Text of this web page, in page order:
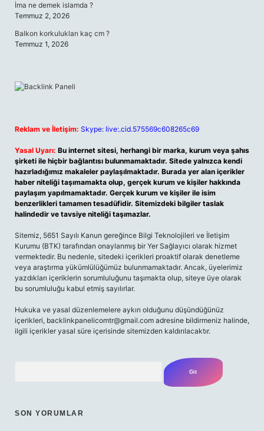
İma ne demek islamda ?
Temmuz 2, 2026
Balkon korkulukları kaç cm ?
Temmuz 1, 2026
Reklam ve İletişim: Skype: live:.cid.575569c608265c69
Yasal Uyarı: Bu internet sitesi, herhangi bir marka, kurum veya şahıs
şirketi ile hiçbir bağlantısı bulunmamaktadır. Sitede yalnızca kendi
hazırladığımız makaleler paylaşılmaktadır. Burada yer alan içerikler
haber niteliği taşımamakta olup, gerçek kurum ve kişiler hakkında
paylaşım yapılmamaktadır. Gerçek kurum ve kişiler ile isim
benzerlikleri tamamen tesadüfidir. Sitemizdeki bilgiler taslak
halindedir ve tavsiye niteliği taşımazlar.
Sitemiz, 5651 Sayılı Kanun gereğince Bilgi Teknolojileri ve İletişim
Kurumu (BTK) tarafından onaylanmış bir Yer Sağlayıcı olarak hizmet
vermektedir. Bu nedenle, sitedeki içerikleri proaktif olarak denetleme
veya araştırma yükümlülüğümüz bulunmamaktadır. Ancak, üyelerimiz
yazdıkları içeriklerin sorumluluğunu taşımakta olup, siteye üye olarak
bu sorumluluğu kabul etmiş sayılırlar.
Hukuka ve yasal düzenlemelere aykırı olduğunu düşündüğünüz
içerikleri, backlinkpanelicomtr@gmail.com adresine bildirmeniz halinde,
ilgili içerikler yasal süre içerisinde sitemizden kaldırılacaktır.
SON YORUMLAR